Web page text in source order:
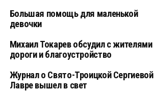
Большая помощь для маленькой
девочки
Михаил Токарев обсудил с жителями
дороги и благоустройство
Журнал о Свято-Троицкой Сергиевой
Лавре вышел в свет